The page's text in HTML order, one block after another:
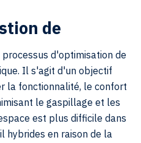
de
d'optimisation de
Il s'agit d'un objectif
la fonctionnalité, le confort
le gaspillage et les
est plus difficile dans
hybrides en raison de la